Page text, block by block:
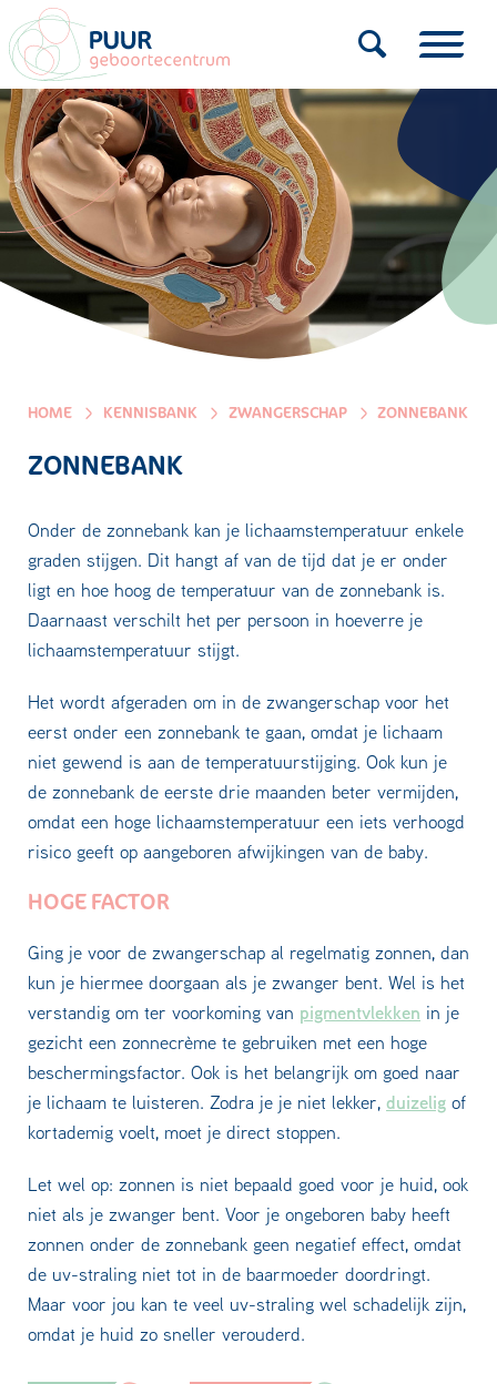
HOME KENNISBANK ZWANGERSCHAP ZONNEBANK
ZONNEBANK
Onder de zonnebank kan je lichaamstemperatuur enkele
graden stijgen. Dit hangt af van de tijd dat je er onder
ligt en hoe hoog de temperatuur van de zonnebank is.
Daarnaast verschilt het per persoon in hoeverre je
lichaamstemperatuur stijgt.
Het wordt afgeraden om in de zwangerschap voor het
eerst onder een zonnebank te gaan, omdat je lichaam
niet gewend is aan de temperatuurstijging. Ook kun je
de zonnebank de eerste drie maanden beter vermijden,
omdat een hoge lichaamstemperatuur een iets verhoogd
risico geeft op aangeboren afwijkingen van de baby.
HOGE FACTOR
Ging je voor de zwangerschap al regelmatig zonnen, dan
kun je hiermee doorgaan als je zwanger bent. Wel is het
verstandig om ter voorkoming van pigmentvlekken in je
gezicht een zonnecrème te gebruiken met een hoge
beschermingsfactor. Ook is het belangrijk om goed naar
je lichaam te luisteren. Zodra je je niet lekker, duizelig of
kortademig voelt, moet je direct stoppen.
Let wel op: zonnen is niet bepaald goed voor je huid, ook
niet als je zwanger bent. Voor je ongeboren baby heeft
zonnen onder de zonnebank geen negatief effect, omdat
de uv-straling niet tot in de baarmoeder doordringt.
Maar voor jou kan te veel uv-straling wel schadelijk zijn,
omdat je huid zo sneller verouderd.